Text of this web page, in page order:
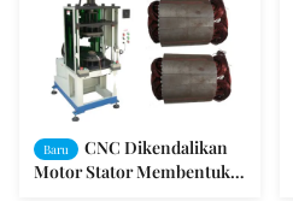
Baru
CNC Dikendalikan
Motor Stator Membentuk